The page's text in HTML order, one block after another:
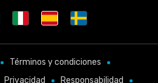
Términos y condiciones
Privacidad Responsabilidad